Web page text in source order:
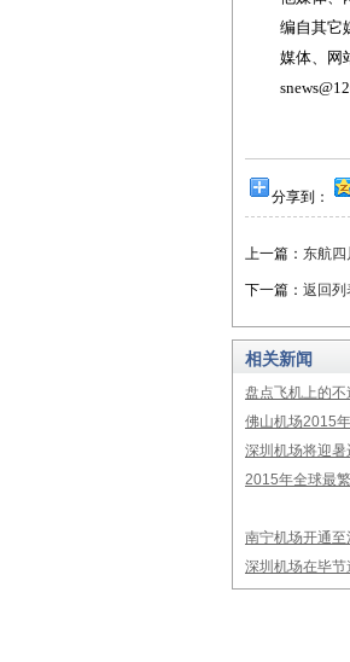
编自其它
媒体、网
分享到：
上一篇： 东航
下一篇： 返回列
相关新闻
盘点飞机上的不
佛山机场2015
深圳机场将迎
2015年全球最
南宁机场开通
深圳机场在毕节